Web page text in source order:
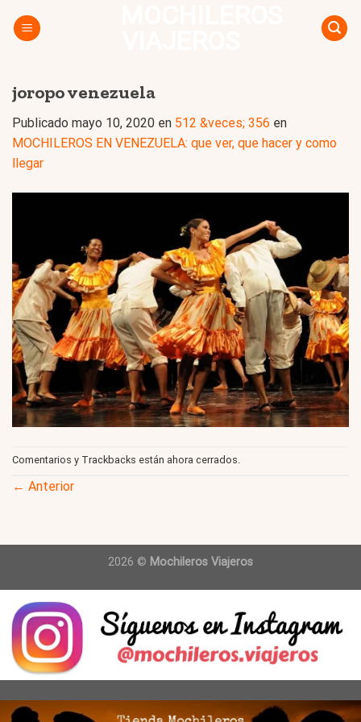
joropo venezuela
Publicado mayo 10, 2020 en 512 &veces; 356 en
MOCHILEROS EN VENEZUELA: que ver, que hacer y como
llegar
Comentarios y Trackbacks están ahora cerrados.
← Anterior
2026 © Mochileros Viajeros